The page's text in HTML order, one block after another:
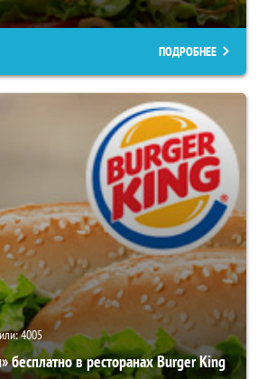
ПОДРОБНЕЕ
4005
бесплатно в ресторанах Burger King